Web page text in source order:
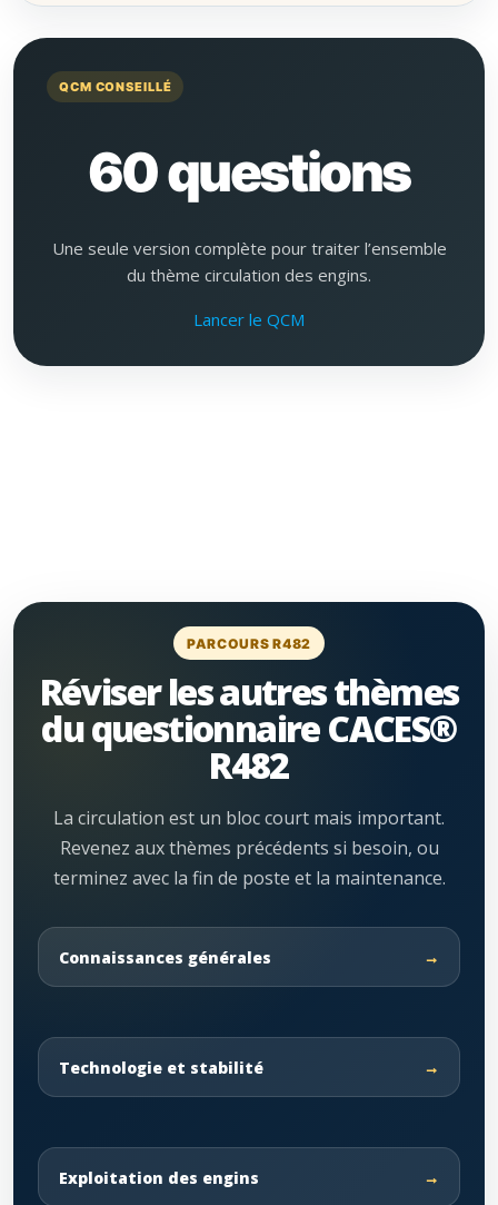
QCM CONSEILLÉ
60 questions
Une seule version complète pour traiter l’ensemble
du thème circulation des engins.
Lancer le QCM
PARCOURS R482
Réviser les autres thèmes
du questionnaire CACES®
R482
La circulation est un bloc court mais important.
Revenez aux thèmes précédents si besoin, ou
terminez avec la fin de poste et la maintenance.
Connaissances générales
Technologie et stabilité
Exploitation des engins